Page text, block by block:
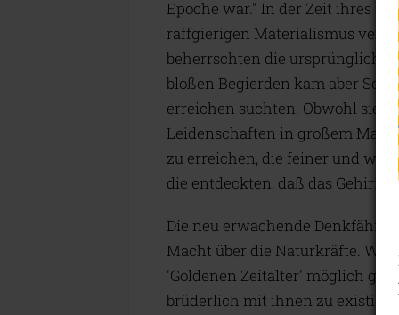
Epoche war." In der Zeit ihres
raffgierigen Materialismus
beherrschten die
bloßen Begierden kam aber
erreichen suchten. Obwohl sie
Leidenschaften in großem
zu erreichen, die feiner und
die entdeckten, daß das Gehirn
Die neu erwachende
Macht über die Naturkräfte.
'Goldenen Zeitalter' möglich
brüderlich mit ihnen zu